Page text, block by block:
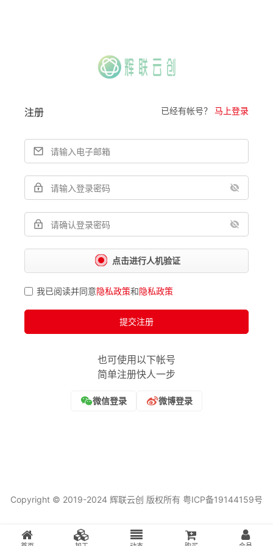
注册 已经有帐号？ 马上登录
点击进行人机验证
我已阅读并同意隐私政策和隐私政策
提交注册
也可使用以下帐号
简单注册快人一步
Copyright © 2019-2024 辉联云创 版权所有 粤ICP备19144159号